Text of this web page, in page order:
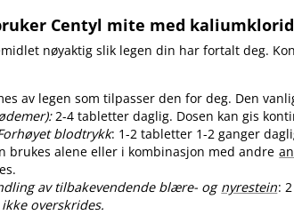
Centyl mite med kaliumklorid
nøyaktig slik legen din har fortalt deg.
av legen som tilpasser den for deg. Den
2-4 tabletter daglig. Dosen kan gis
blodtrykk: 1-2 tabletter 1-2 ganger
brukes alene eller i kombinasjon med andre
av tilbakevendende blære- og nyrestein:
overskrides.